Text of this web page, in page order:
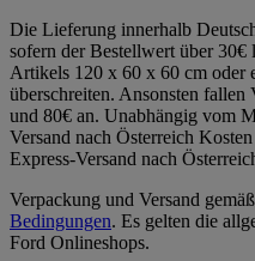
Die Lieferung innerhalb
sofern der Bestellwert über 30€
Artikels 120 x 60 x 60 cm oder
überschreiten. Ansonsten fallen
und 80€ an. Unabhängig vom
Versand nach Österreich
Express-Versand nach
Verpackung und Versand
Bedingungen. Es gelten die
Ford Onlineshops.